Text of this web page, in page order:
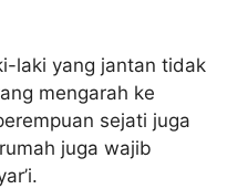
laki yang jantan tidak
mengarah ke
sejati juga
juga wajib